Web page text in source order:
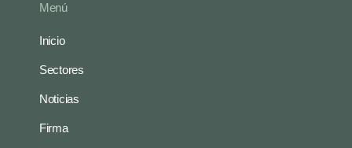
Menú
Inicio
Sectores
Noticias
Firma